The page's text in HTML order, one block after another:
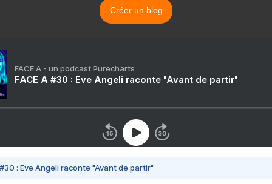
Créer un blog
FACE A - un podcast Purecharts
FACE A #30 : Eve Angeli raconte "Avant de partir"
#30 : Eve Angeli raconte "Avant de partir"